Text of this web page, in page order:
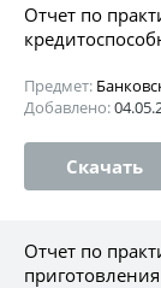
Отчет по
Предмет:
Добавлено:
Скачать
Отчет по